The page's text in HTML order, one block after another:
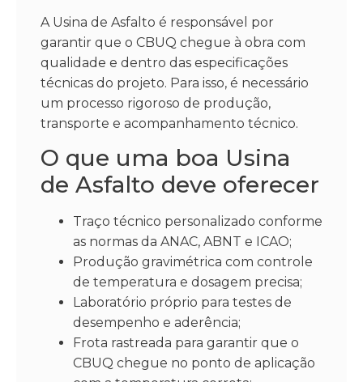
A Usina de Asfalto é responsável por
garantir que o CBUQ chegue à obra com
qualidade e dentro das especificações
técnicas do projeto. Para isso, é necessário
um processo rigoroso de produção,
transporte e acompanhamento técnico.
O que uma boa Usina
de Asfalto deve oferecer
Traço técnico personalizado conforme
as normas da ANAC, ABNT e ICAO;
Produção gravimétrica com controle
de temperatura e dosagem precisa;
Laboratório próprio para testes de
desempenho e aderência;
Frota rastreada para garantir que o
CBUQ chegue no ponto de aplicação